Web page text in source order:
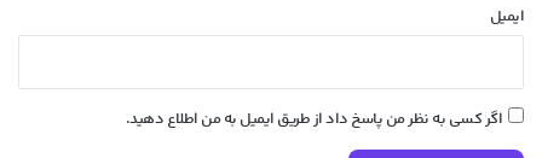
ایمیل
اگر کسی به نظر من پاسخ داد از طریق ایمیل به من اطلاع دهید.